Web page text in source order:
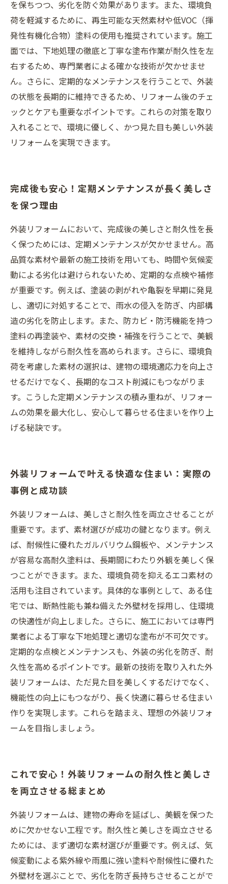
を保ちつつ、劣化を防ぐ効果があります。また、環境負
荷を軽減するために、再生可能な天然素材や低VOC（揮
発性有機化合物）塗料の使用も推奨されています。施工
面では、下地処理の徹底と丁寧な塗布作業が耐久性を左
右するため、専門業者による確かな技術が欠かせませ
ん。さらに、定期的なメンテナンスを行うことで、外装
の状態を長期的に維持できるため、リフォーム後のチェ
ックとケアも重要なポイントです。これらの対策を取り
入れることで、環境に優しく、かつ見た目も美しい外装
リフォームを実現できます。
完成後も安心！定期メンテナンスが長く美しさ
を保つ理由
外装リフォームにおいて、完成後の美しさと耐久性を長
く保つためには、定期メンテナンスが欠かせません。高
品質な素材や最新の施工技術を用いても、時間や気候変
動による劣化は避けられないため、定期的な点検や補修
が重要です。例えば、塗装の剥がれや亀裂を早期に発見
し、適切に対処することで、雨水の侵入を防ぎ、内部構
造の劣化を防止します。また、防カビ・防汚機能を持つ
塗料の再塗装や、素材の交換・補強を行うことで、美観
を維持しながら耐久性を高められます。さらに、環境負
荷を考慮した素材の選択は、建物の環境適応力を向上さ
せるだけでなく、長期的なコスト削減にもつながりま
す。こうした定期メンテナンスの積み重ねが、リフォー
ムの効果を最大化し、安心して暮らせる住まいを作り上
げる秘訣です。
外装リフォームで叶える快適な住まい：実際の
事例と成功談
外装リフォームは、美しさと耐久性を両立させることが
重要です。まず、素材選びが成功の鍵となります。例え
ば、耐候性に優れたガルバリウム鋼板や、メンテナンス
が容易な高耐久塗料は、長期間にわたり外観を美しく保
つことができます。また、環境負荷を抑えるエコ素材の
活用も注目されています。具体的な事例として、ある住
宅では、断熱性能も兼ね備えた外壁材を採用し、住環境
の快適性が向上しました。さらに、施工においては専門
業者による丁寧な下地処理と適切な塗布が不可欠です。
定期的な点検とメンテナンスも、外装の劣化を防ぎ、耐
久性を高めるポイントです。最新の技術を取り入れた外
装リフォームは、ただ見た目を美しくするだけでなく、
機能性の向上にもつながり、長く快適に暮らせる住まい
作りを実現します。これらを踏まえ、理想の外装リフォ
ームを目指しましょう。
これで安心！外装リフォームの耐久性と美しさ
を両立させる総まとめ
外装リフォームは、建物の寿命を延ばし、美観を保つた
めに欠かせない工程です。耐久性と美しさを両立させる
ためには、まず適切な素材選びが重要です。例えば、気
候変動による紫外線や雨風に強い塗料や耐候性に優れた
外壁材を選ぶことで、劣化を防ぎ長持ちさせることがで